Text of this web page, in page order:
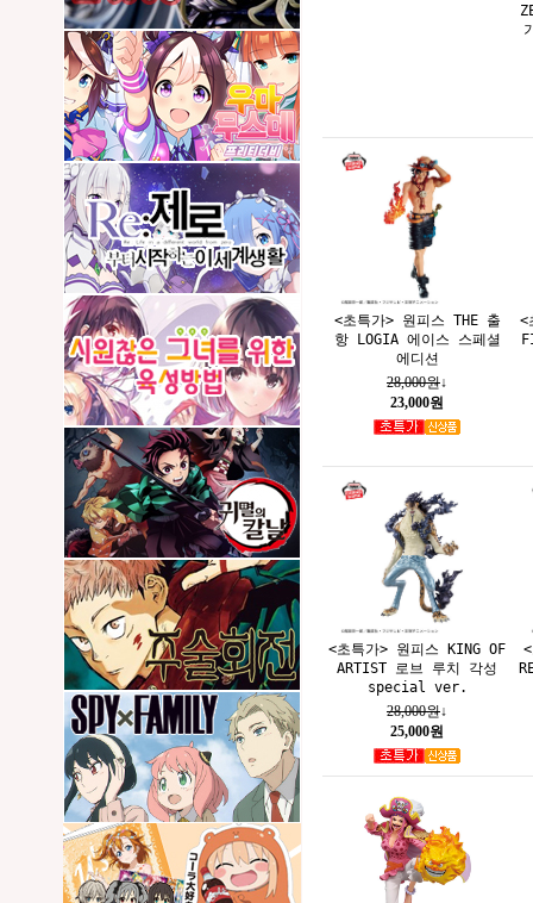
<초특가> 원피스 THE 출
항 LOGIA 에이스 스페셜
에디션
28,000원↓
23,000원
<
<초특가> 원피스 KING OF
ARTIST 로브 루치 각성
special ver.
28,000원↓
25,000원